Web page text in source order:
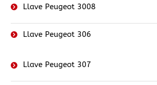
Llave Peugeot 3008
Llave Peugeot 306
Llave Peugeot 307